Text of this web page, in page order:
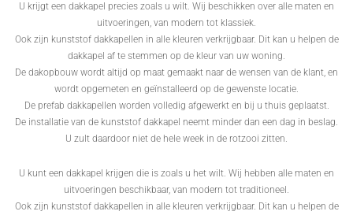
U krijgt een dakkapel precies zoals u wilt. Wij beschikken over alle maten en
uitvoeringen, van modern tot klassiek.
Ook zijn kunststof dakkapellen in alle kleuren verkrijgbaar. Dit kan u helpen de
dakkapel af te stemmen op de kleur van uw woning.
De dakopbouw wordt altijd op maat gemaakt naar de wensen van de klant, en
wordt opgemeten en geïnstalleerd op de gewenste locatie.
De prefab dakkapellen worden volledig afgewerkt en bij u thuis geplaatst.
De installatie van de kunststof dakkapel neemt minder dan een dag in beslag.
U zult daardoor niet de hele week in de rotzooi zitten.
U kunt een dakkapel krijgen die is zoals u het wilt. Wij hebben alle maten en
uitvoeringen beschikbaar, van modern tot traditioneel.
Ook zijn kunststof dakkapellen in alle kleuren verkrijgbaar. Dit kan u helpen de